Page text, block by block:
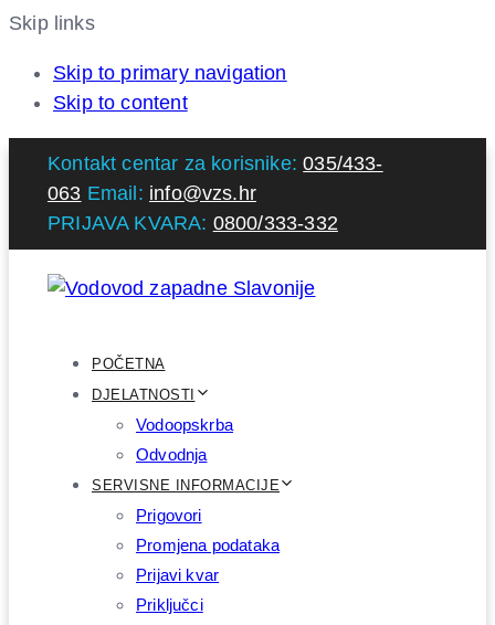
Skip links
Skip to primary navigation
Skip to content
Kontakt centar za korisnike:035/433-
063 Email: info@vzs.hr
PRIJAVA KVARA: 0800/333-332
POČETNA
DJELATNOSTI
Vodoopskrba
Odvodnja
SERVISNE INFORMACIJE
Prigovori
Promjena podataka
Prijavi kvar
Priključci